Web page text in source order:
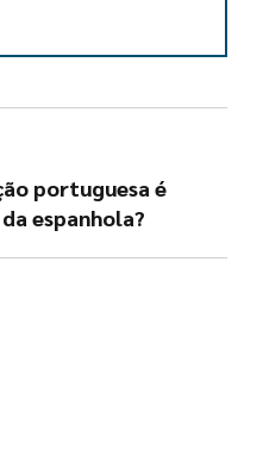
portuguesa é
espanhola?